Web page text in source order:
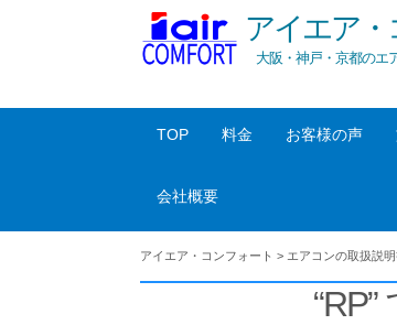
アイエア・
大阪・神戸・京都のエ
TOP 料金 お客様の声
会社概要
アイエア・コンフォート > エアコンの取扱説